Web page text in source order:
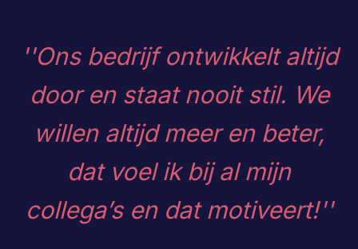
''Ons bedrijf ontwikkelt altijd
door en staat nooit stil. We
willen altijd meer en beter,
dat voel ik bij al mijn
collega’s en dat motiveert!''